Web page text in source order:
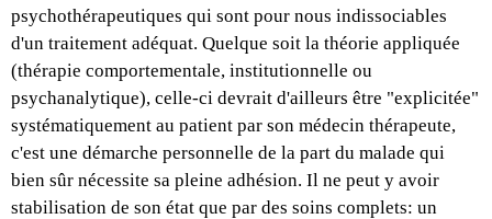
psychothérapeutiques qui sont pour nous indissociables
d'un traitement adéquat. Quelque soit la théorie appliquée
(thérapie comportementale, institutionnelle ou
psychanalytique), celle-ci devrait d'ailleurs être "explicitée"
systématiquement au patient par son médecin thérapeute,
c'est une démarche personnelle de la part du malade qui
bien sûr nécessite sa pleine adhésion. Il ne peut y avoir
stabilisation de son état que par des soins complets: un